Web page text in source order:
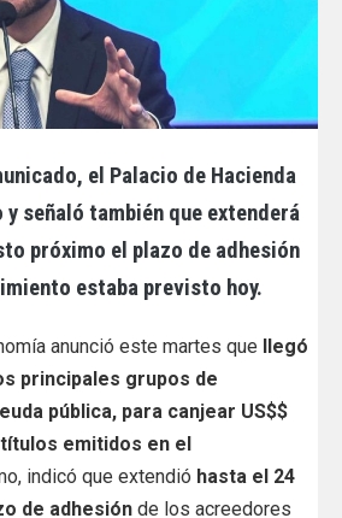
el Palacio de Hacienda
señaló también que extenderá
próximo el plazo de adhesión
estaba previsto hoy.
anunció este martes que llegó
principales grupos de
pública, para canjear US$$
emitidos en el
indicó que extendió hasta el 24
de adhesión de los acreedores